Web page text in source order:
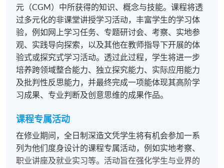
元（CGM）中所获得的知识、概念与技能。课程将透
过多元化的非课堂讲授学习活动，丰富学生的学习体
验，例如网上学习任务、专题研讨会、考察、实地参
观、实践导向探索，以及其他在教师指导下开展的体
验式或探究式学习活动。透过此过程，学生将进一步
培养跨领域整合能力、独立探究能力、实际应用能力
及批判性反思能力，并最终完成一项能体现其高阶学
习成果、专业判断及创意思维的成果作品。
课程专属活动
在修业期间，全日制深造文凭学生将有机会参加一系
列为他们度身设计的课程专属活动，例如实地考察、
职业讲座及就业实习等。活动旨在强化学生与业界的